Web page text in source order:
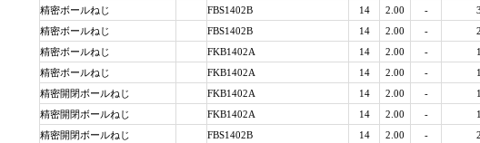
精密ボールねじ
FBS1402B 14 2.00 -
精密ボールねじ
FBS1402B 14 2.00 -
精密ボールねじ
FKB1402A 14 2.00 -
精密ボールねじ
FKB1402A 14 2.00 -
精密開閉ボールねじ
FKB1402A 14 2.00 -
精密開閉ボールねじ
FKB1402A 14 2.00 -
精密開閉ボールねじ
FBS1402B 14 2.00 -